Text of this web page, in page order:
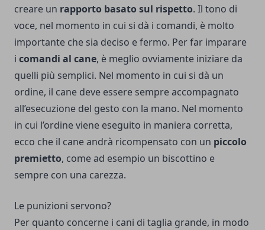
creare un rapporto basato sul rispetto. Il tono di
voce, nel momento in cui si dà i comandi, è molto
importante che sia deciso e fermo. Per far imparare
i comandi al cane, è meglio ovviamente iniziare da
quelli più semplici. Nel momento in cui si dà un
ordine, il cane deve essere sempre accompagnato
all’esecuzione del gesto con la mano. Nel momento
in cui l’ordine viene eseguito in maniera corretta,
ecco che il cane andrà ricompensato con un piccolo
premietto, come ad esempio un biscottino e
sempre con una carezza.
Le punizioni servono?
Per quanto concerne i cani di taglia grande, in modo